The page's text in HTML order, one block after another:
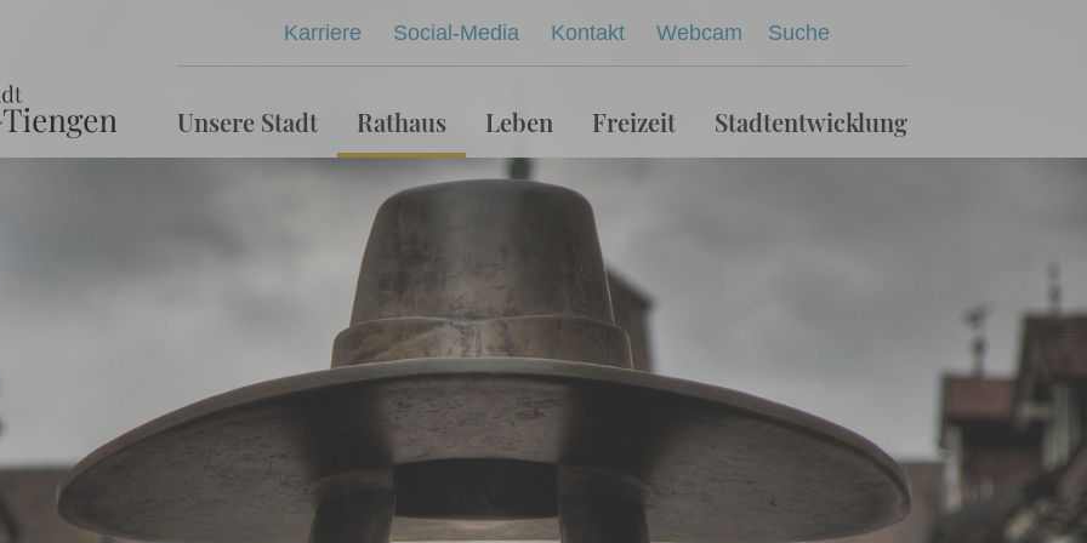
Karriere Social-Media Kontakt Webcam Suche
Unsere Stadt Rathaus Leben Freizeit Stadtentwicklung